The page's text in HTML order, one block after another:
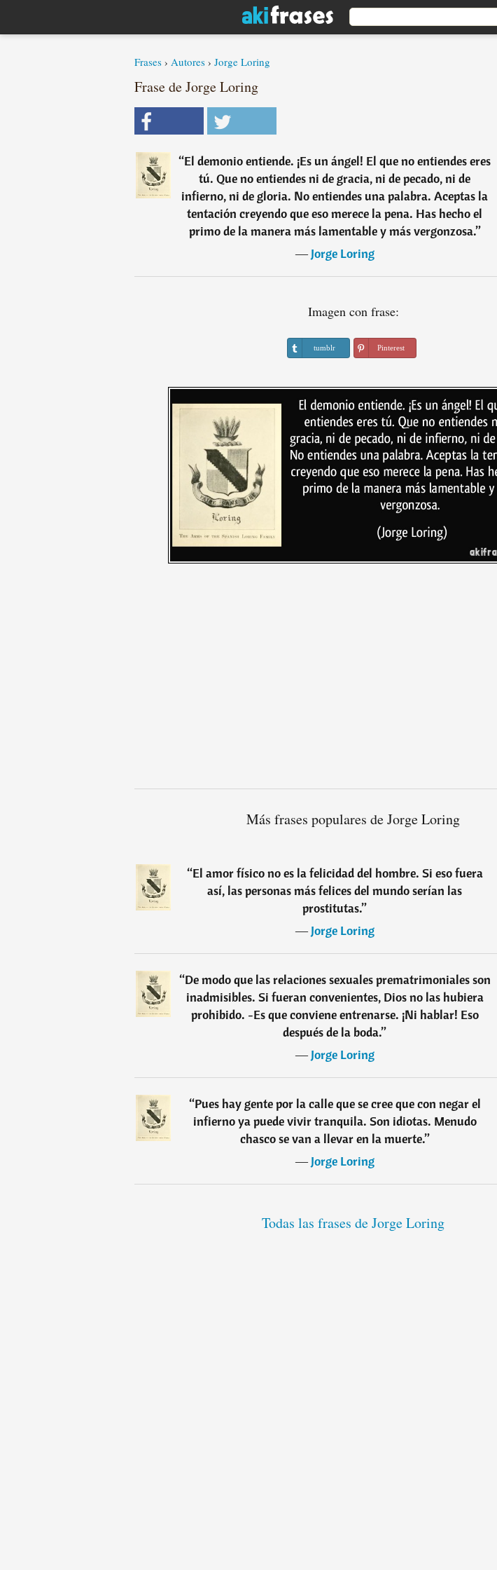
Frases › Autores › Jorge Loring
Frase de Jorge Loring
“El demonio entiende. ¡Es un ángel! El que no entiendes eres
tú. Que no entiendes ni de gracia, ni de pecado, ni de
infierno, ni de gloria. No entiendes una palabra. Aceptas la
tentación creyendo que eso merece la pena. Has hecho el
primo de la manera más lamentable y más vergonzosa.”
―Jorge Loring
Imagen con frase:
tumblr Pinterest
Más frases populares de Jorge Loring
“El amor físico no es la felicidad del hombre. Si eso fuera
así, las personas más felices del mundo serían las
prostitutas.”
―Jorge Loring
“De modo que las relaciones sexuales prematrimoniales son
inadmisibles. Si fueran convenientes, Dios no las hubiera
prohibido. -Es que conviene entrenarse. ¡Ni hablar! Eso
después de la boda.”
―Jorge Loring
“Pues hay gente por la calle que se cree que con negar el
infierno ya puede vivir tranquila. Son idiotas. Menudo
chasco se van a llevar en la muerte.”
―Jorge Loring
Todas las frases de Jorge Loring